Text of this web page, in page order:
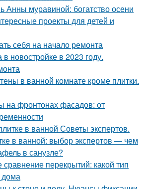
Анны муравиной: богатство осени
проекты для детей и
себя на начало ремонта
новостройке в 2023 году.
в ванной комнате кроме плитки.
на фронтонах фасадов: от
в ванной Советы экспертов.
в ванной: выбор экспертов — чем
в санузле?
перекрытий: какой тип